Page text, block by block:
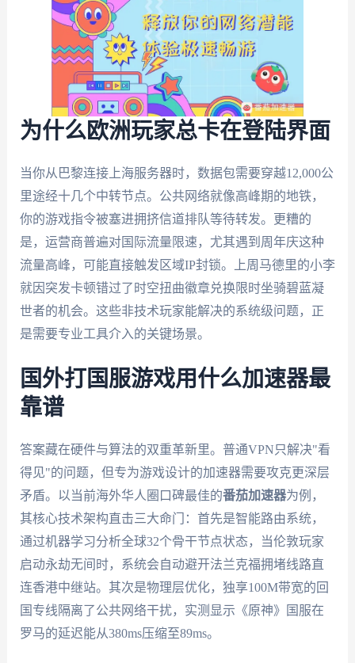
为什么欧洲玩家总卡在登陆界面
当你从巴黎连接上海服务器时，数据包需要穿越12,000公
里途经十几个中转节点。公共网络就像高峰期的地铁，
你的游戏指令被塞进拥挤信道排队等待转发。更糟的
是，运营商普遍对国际流量限速，尤其遇到周年庆这种
流量高峰，可能直接触发区域IP封锁。上周马德里的小李
就因突发卡顿错过了时空扭曲徽章兑换限时坐骑碧蓝凝
世者的机会。这些非技术玩家能解决的系统级问题，正
是需要专业工具介入的关键场景。
国外打国服游戏用什么加速器最
靠谱
答案藏在硬件与算法的双重革新里。普通VPN只解决"看
得见"的问题，但专为游戏设计的加速器需要攻克更深层
矛盾。以当前海外华人圈口碑最佳的番茄加速器为例，
其核心技术架构直击三大命门：首先是智能路由系统，
通过机器学习分析全球32个骨干节点状态，当伦敦玩家
启动永劫无间时，系统会自动避开法兰克福拥堵线路直
连香港中继站。其次是物理层优化，独享100M带宽的回
国专线隔离了公共网络干扰，实测显示《原神》国服在
罗马的延迟能从380ms压缩至89ms。